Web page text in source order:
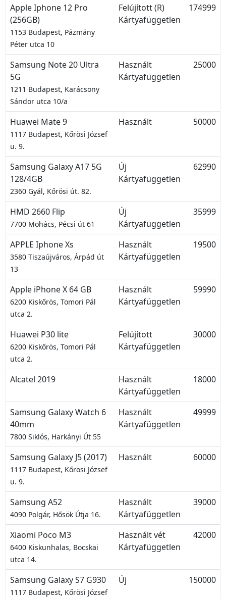
Apple Iphone 12 Pro
(256GB)
1153 Budapest, Pázmány
Péter utca 10
Felújított (R)
Kártyafüggetlen
174999
Samsung Note 20 Ultra
5G
1211 Budapest, Karácsony
Sándor utca 10/a
Használt
Kártyafüggetlen
25000
Huawei Mate 9
1117 Budapest, Kőrösi József
u. 9.
Használt 50000
Samsung Galaxy A17 5G
128/4GB
2360 Gyál, Kőrösi út. 82.
Új
Kártyafüggetlen
62990
HMD 2660 Flip
7700 Mohács, Pécsi út 61
Új
Kártyafüggetlen
35999
APPLE Iphone Xs
3580 Tiszaújváros, Árpád út
13
Használt
Kártyafüggetlen
19500
Apple iPhone X 64 GB
6200 Kiskőrös, Tomori Pál
utca 2.
Használt
Kártyafüggetlen
59990
Huawei P30 lite
6200 Kiskőrös, Tomori Pál
utca 2.
Felújított
Kártyafüggetlen
30000
Alcatel 2019
Használt
Kártyafüggetlen
18000
Samsung Galaxy Watch 6
40mm
7800 Siklós, Harkányi Út 55
Használt
Kártyafüggetlen
49999
Samsung Galaxy J5 (2017)
1117 Budapest, Kőrösi József
u. 9.
Használt 60000
Samsung A52
4090 Polgár, Hősök Útja 16.
Használt
Kártyafüggetlen
39000
Xiaomi Poco M3
6400 Kiskunhalas, Bocskai
utca 14.
Használt vét
Kártyafüggetlen
42000
Samsung Galaxy S7 G930
1117 Budapest, Kőrösi József
Új 150000